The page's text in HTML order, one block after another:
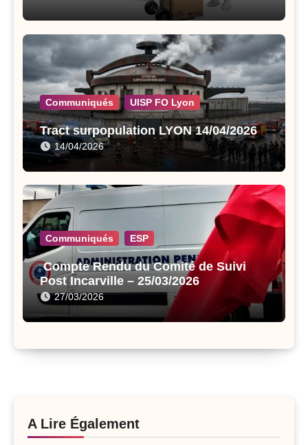
Communiqués UISP FO Lyon
Tract surpopulation LYON 14/04/2026
14/04/2026
Communiqués ESP
Compte Rendu du Comité de Suivi
Post Incarville – 25/03/2026
27/03/2026
A Lire Également